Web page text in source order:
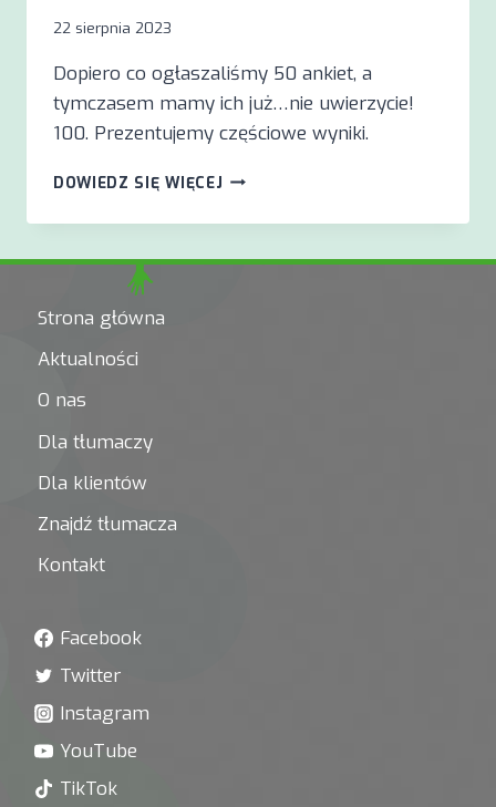
22 sierpnia 2023
Dopiero co ogłaszaliśmy 50 ankiet, a
tymczasem mamy ich już…nie uwierzycie!
100. Prezentujemy częściowe wyniki.
DOWIEDZ SIĘ WIĘCEJ KRÓTKIE
PO
ANKIETACH.
Strona główna
Aktualności
O nas
Dla tłumaczy
Dla klientów
Znajdź tłumacza
Kontakt
Facebook
Twitter
Instagram
YouTube
TikTok